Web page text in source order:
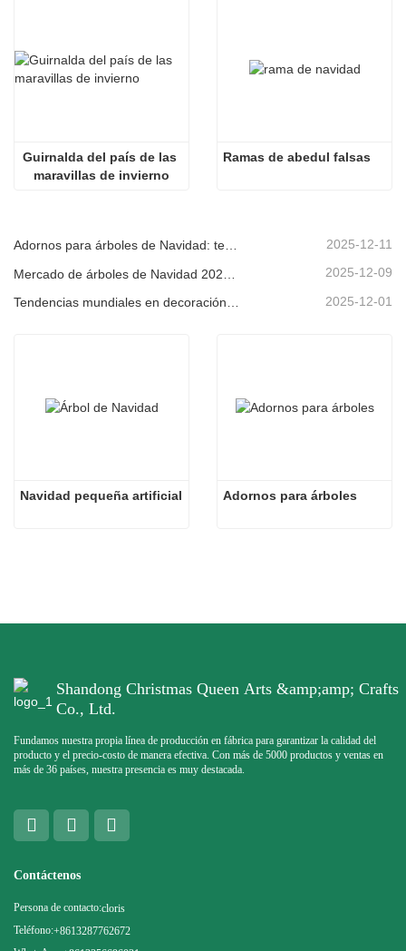
Guirnalda del país de las
maravillas de invierno
Ramas de abedul falsas
Adornos para árboles de Navidad: tendencias del mercado, información sobre la cadena de suministro y guía de adquisiciones 2025 2025-12-11
2025-12-09
2025-12-01
Navidad pequeña artificial Adornos para árboles
Shandong Christmas Queen Arts &amp;amp; Crafts
Co., Ltd.
Fundamos nuestra propia línea de producción en fábrica para garantizar la calidad del
producto y el precio-costo de manera efectiva. Con más de 5000 productos y ventas en
más de 36 países, nuestra presencia es muy destacada.
Contáctenos
Persona de contacto:cloris
Teléfono:+8613287762672